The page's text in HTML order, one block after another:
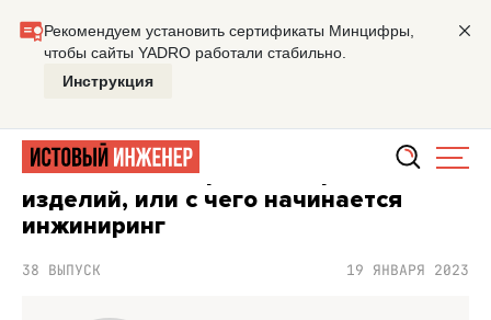
ПОДКАСТ ИСТОВЫЙ ИНЖЕНЕР
Технология сборки электронных
изделий, или с чего начинается
инжиниринг
38 ВЫПУСК 19 ЯНВАРЯ 2023